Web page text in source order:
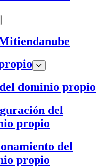
dominio propio
del
propio
del
propio